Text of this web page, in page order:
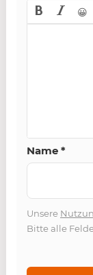
😀
Name *
Unsere
Bitte alle